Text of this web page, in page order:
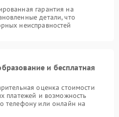
гарантия на
детали, что
неисправностей
и бесплатная
оценка стоимости
платежей и возможность
телефону или онлайн на